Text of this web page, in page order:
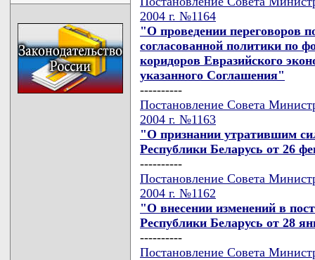
2004 г. №1164
"О проведении переговоров
согласованной политики по
коридоров Евразийского
указанного Соглашения"
----------
Постановление Совета
2004 г. №1163
"О признании утратившим
Республики Беларусь от 26
----------
Постановление Совета
2004 г. №1162
"О внесении изменений в
Республики Беларусь от 28
----------
Постановление Совета